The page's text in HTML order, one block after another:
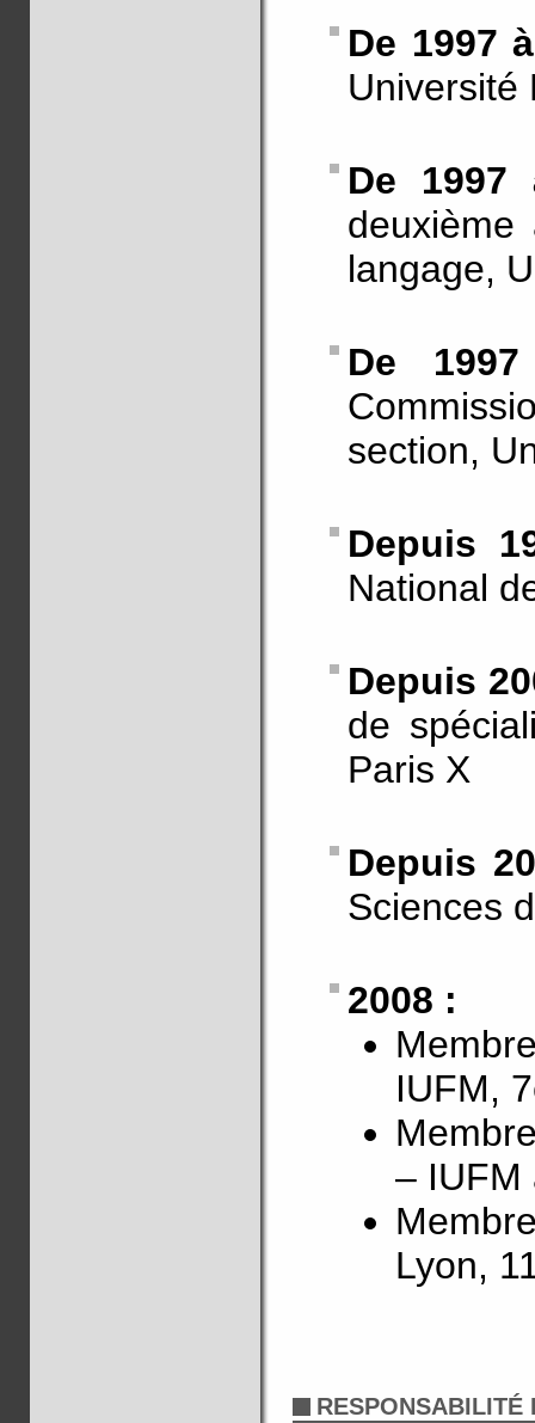
De 1997
Université
De
langage,
De
section,
Depuis
National
Depuis
de
Paris X
Depuis
Sciences
2008 :
IUFM,
– IUFM
Lyon,
RESPONSABILITÉ